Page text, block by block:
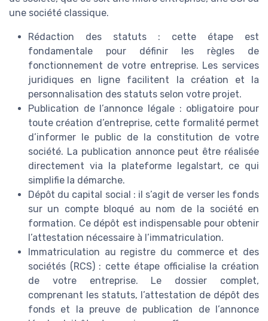
une société classique.
Rédaction des statuts : cette étape est
fondamentale pour définir les règles de
fonctionnement de votre entreprise. Les services
juridiques en ligne facilitent la création et la
personnalisation des statuts selon votre projet.
Publication de l’annonce légale : obligatoire pour
toute création d’entreprise, cette formalité permet
d’informer le public de la constitution de votre
société. La publication annonce peut être réalisée
directement via la plateforme legalstart, ce qui
simplifie la démarche.
Dépôt du capital social : il s’agit de verser les fonds
sur un compte bloqué au nom de la société en
formation. Ce dépôt est indispensable pour obtenir
l’attestation nécessaire à l’immatriculation.
Immatriculation au registre du commerce et des
sociétés (RCS) : cette étape officialise la création
de votre entreprise. Le dossier complet,
comprenant les statuts, l’attestation de dépôt des
fonds et la preuve de publication de l’annonce